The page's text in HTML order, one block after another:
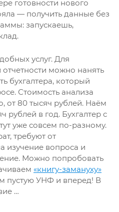
готовности нового
— получить данные без
запускаешь,
услуг. Для
можно нанять
бухгалтера, который
Стоимость анализа
от 80 тысяч рублей. Наём
рублей в год. Бухгалтер с
уже совсем по-разному.
требуют от
изучение вопроса и
Можно попробовать
«книгу-замануху»
пустую УНФ и вперед! В
…